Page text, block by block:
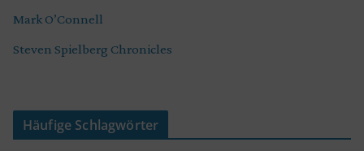
Mark O’Connell
Steven Spielberg Chronicles
Häufige Schlagwörter